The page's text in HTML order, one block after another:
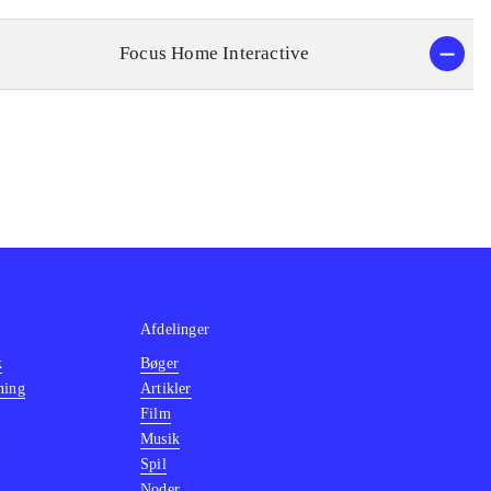
Focus Home Interactive
Afdelinger
Bøger
Artikler
Film
Musik
Spil